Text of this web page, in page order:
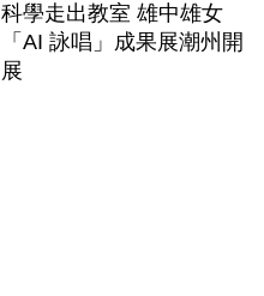
科學走出教室 雄中雄女
「AI 詠唱」成果展潮州開
展